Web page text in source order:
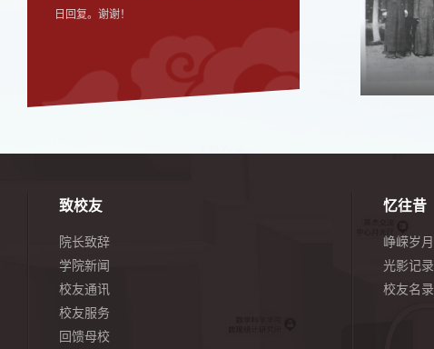
日回复。谢谢！
致校友
院长致辞
学院新闻
校友通讯
校友服务
回馈母校
忆往昔
峥嵘岁月
光影记录
校友名录